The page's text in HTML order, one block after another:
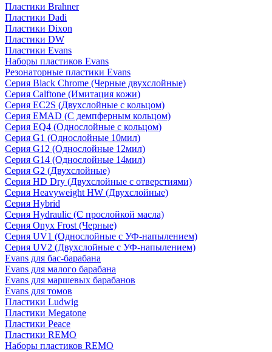
Пластики Brahner
Пластики Dadi
Пластики Dixon
Пластики DW
Пластики Evans
Наборы пластиков Evans
Резонаторные пластики Evans
Серия Black Chrome (Черные двухслойные)
Серия Calftone (Имитация кожи)
Серия EC2S (Двухслойные с кольцом)
Серия EMAD (С демпферным кольцом)
Серия EQ4 (Однослойные с кольцом)
Серия G1 (Однослойные 10мил)
Серия G12 (Однослойные 12мил)
Серия G14 (Однослойные 14мил)
Серия G2 (Двухслойные)
Серия HD Dry (Двухслойные с отверстиями)
Серия Heavyweight HW (Двухслойные)
Серия Hybrid
Серия Hydraulic (С прослойкой масла)
Серия Onyx Frost (Черные)
Серия UV1 (Однослойные с УФ-напылением)
Серия UV2 (Двухслойные с УФ-напылением)
Evans для бас-барабана
Evans для малого барабана
Evans для маршевых барабанов
Evans для томов
Пластики Ludwig
Пластики Megatone
Пластики Peace
Пластики REMO
Наборы пластиков REMO